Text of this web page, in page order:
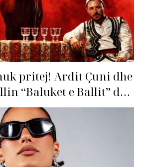
pritej! Ardit Çuni dhe
“Baluket e Ballit” dhe